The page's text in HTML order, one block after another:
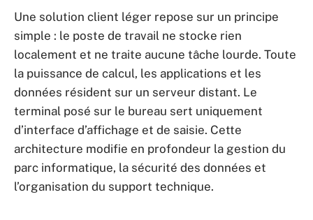
Une solution client léger repose sur un principe
simple : le poste de travail ne stocke rien
localement et ne traite aucune tâche lourde. Toute
la puissance de calcul, les applications et les
données résident sur un serveur distant. Le
terminal posé sur le bureau sert uniquement
d’interface d’affichage et de saisie. Cette
architecture modifie en profondeur la gestion du
parc informatique, la sécurité des données et
l’organisation du support technique.